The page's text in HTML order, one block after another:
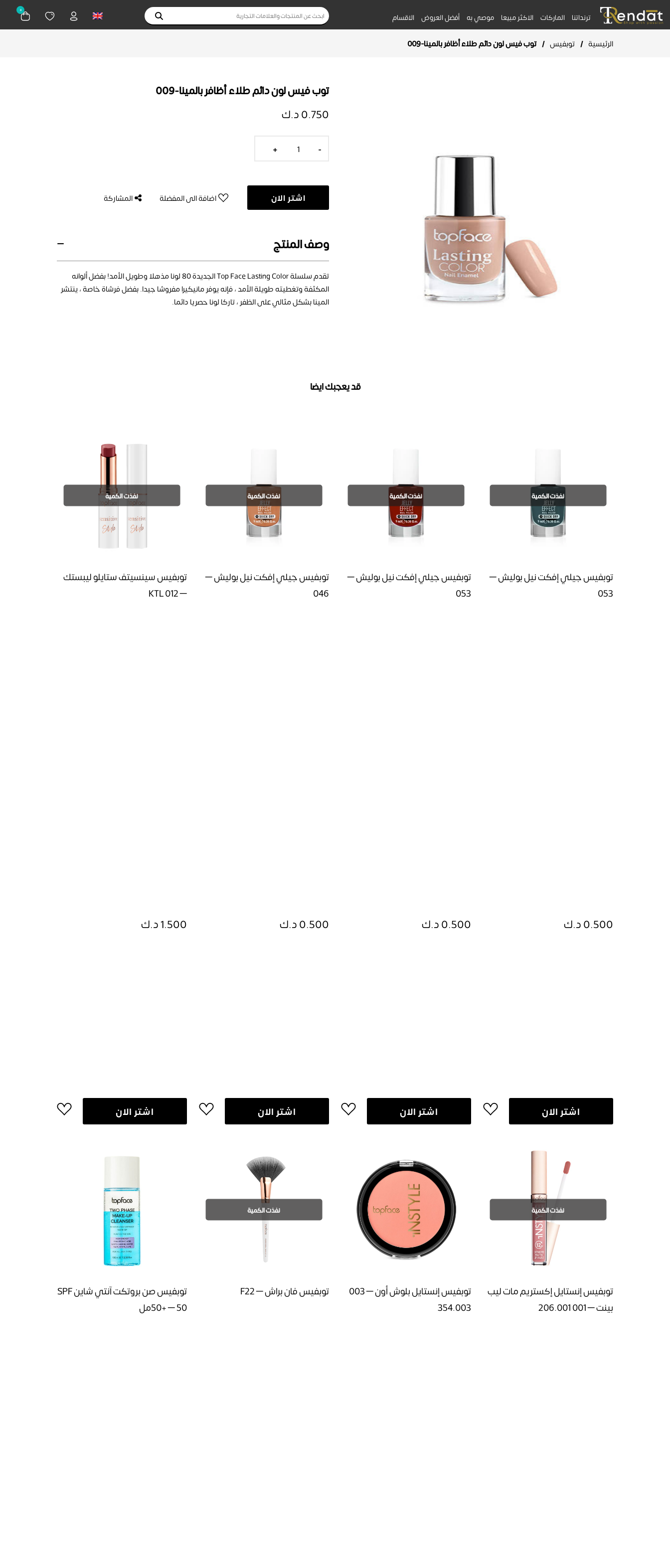
ترنداتنا الماركات الاكثر مبيعا موصي به أفضل العروض الاقسام
0
الرئيسية / توبفيس / توب فيس لون دائم طلاء أظافر بالمينا-009
توب فيس لون دائم طلاء أظافر بالمينا-009
0.750 د.ك
-
+
اشتر الان اضافة الى المفضلة المشاركة
وصف المنتج
تقدم سلسلة Top Face Lasting Color الجديدة 80 لونا مذهلا وطويل الأمد! بفضل ألوانه
المكثفة وتغطيته طويلة الأمد ، فإنه يوفر مانيكيرا مفروشا جيدا. بفضل فرشاة خاصة ، ينتشر
المينا بشكل مثالي على الظفر ، تاركا لونا حصريا دائما.
قد يعجبك ايضا
نفذت الكمية
توبفيس جيلي إفكت نيل بوليش –
053
0.500 د.ك
اشتر الان
نفذت الكمية
توبفيس جيلي إفكت نيل بوليش –
053
0.500 د.ك
اشتر الان
نفذت الكمية
توبفيس جيلي إفكت نيل بوليش –
046
0.500 د.ك
اشتر الان
نفذت الكمية
توبفيس سينسيتف ستايلو ليبستك
– 012 KTL
1.500 د.ك
اشتر الان
نفذت الكمية
توبفيس إنستايل إكستريم مات ليب
بينت – 001 206.001
توبفيس إنستايل بلوش أون – 003
354.003
نفذت الكمية
توبفيس فان براش – F22
توبفيس صن بروتكت آنتي شاين SPF
50+ – 50مل